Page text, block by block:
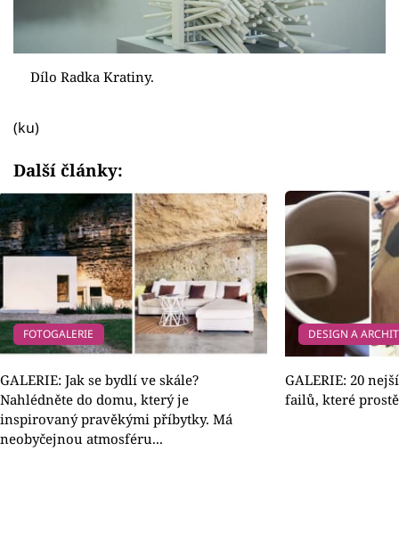
Dílo Radka Kratiny.
(ku)
Další články:
FOTOGALERIE
GALERIE: Jak se bydlí ve skále?
Nahlédněte do domu, který je
inspirovaný pravěkými příbytky. Má
neobyčejnou atmosféru...
DESIGN A
GALERIE: 20
failů, které